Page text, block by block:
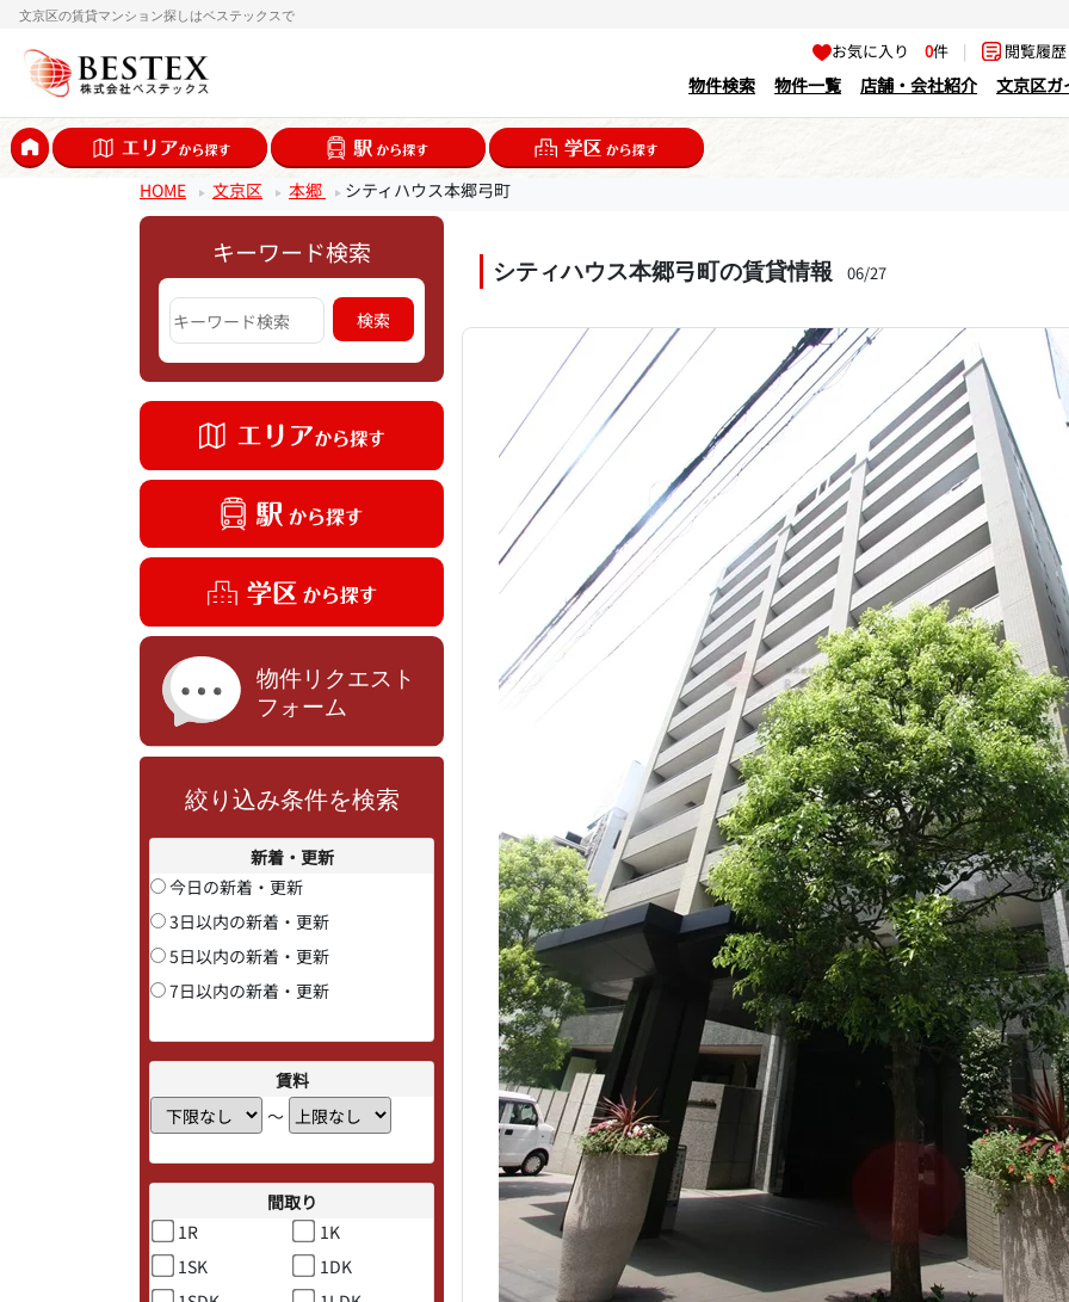
文京区の賃貸マンション探しはベステックスで
お気に入り0件 | 閲覧履
物件検索 物件一覧 店舗・会社紹介 文京区ガ
HOME 文京区 本郷 シティハウス本郷弓町
キーワード検索
絞り込み条件を検索
新着・更新
今日の新着・更新
3日以内の新着・更新
5日以内の新着・更新
7日以内の新着・更新
賃料
〜
間取り
1R
1K
1SK
1DK
シティハウス本郷弓町の賃貸情報 06/27